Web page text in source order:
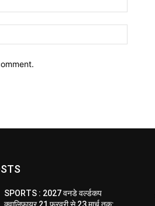
SPORTS : 2027 वनडे वर्ल्डकप
क्वालिफायर 21 फरवरी से 23 मार्च तक: